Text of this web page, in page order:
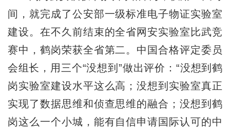
间，就完成了公安部一级标准电子物证实验室
建设。在不久前结束的全省网安实验室比武竞
赛中，鹤岗荣获全省第二。中国合格评定委员
会组长，用三个“没想到”做出评价：“没想到鹤
岗实验室建设水平这么高；没想到实验室真正
实现了数据思维和侦查思维的融合；没想到鹤
岗这么一个小城，能有自信申请国际认可的中